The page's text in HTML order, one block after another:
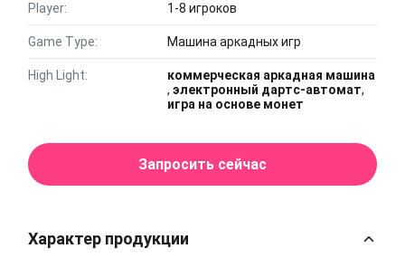
Player: 1-8 игроков
Game Type: Машина аркадных игр
High Light:
коммерческая аркадная машина
,электронный дартс-автомат,
игра на основе монет
Запросить сейчас
Характер продукции